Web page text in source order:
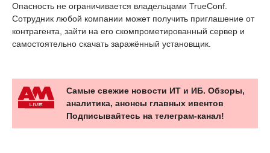
Опасность не ограничивается владельцами TrueConf.
Сотрудник любой компании может получить приглашение от
контрагента, зайти на его скомпрометированный сервер и
самостоятельно скачать заражённый установщик.
Самые свежие новости ИТ и ИБ. Обзоры,
аналитика, анонсы главных ивентов
Подписывайтесь на телеграм-канал!